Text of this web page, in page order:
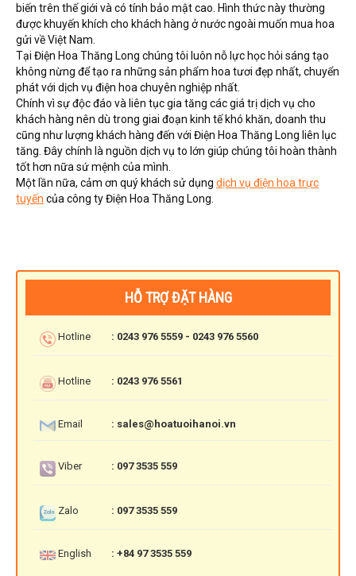
biến trên thế giới và có tính bảo mật cao. Hình thức này thường
được khuyến khích cho khách hàng ở nước ngoài muốn mua hoa
gửi về Việt Nam.
Tại Điện Hoa Thăng Long chúng tôi luôn nỗ lực học hỏi sáng tạo
không nừng để tạo ra những sản phẩm hoa tươi đẹp nhất, chuyển
phát với dịch vụ điện hoa chuyên nghiệp nhất.
Chính vì sự độc đáo và liên tục gia tăng các giá trị dịch vụ cho
khách hàng nên dù trong giai đoạn kinh tế khó khăn, doanh thu
cũng như lượng khách hàng đến với Điện Hoa Thăng Long liên lục
tăng. Đây chính là nguồn dịch vụ to lớn giúp chúng tôi hoàn thành
tốt hơn nữa sứ mệnh của mình.
Một lần nữa, cảm ơn quý khách sử dụng dịch vụ điện hoa trực
tuyến của công ty Điện Hoa Thăng Long.
HỖ TRỢ ĐẶT HÀNG
Hotline : 0243 976 5559 - 0243 976 5560
Hotline : 0243 976 5561
Email : sales@hoatuoihanoi.vn
Viber : 097 3535 559
Zalo : 097 3535 559
English : +84 97 3535 559